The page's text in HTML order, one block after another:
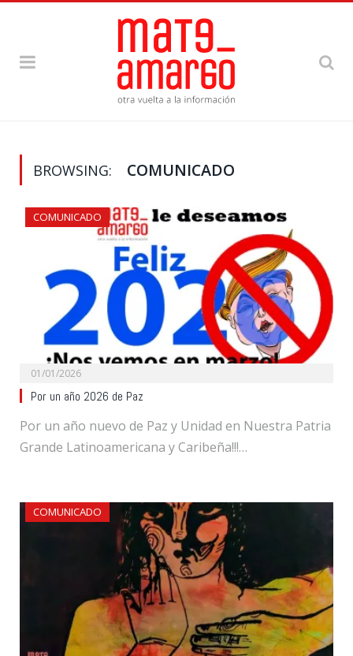
BROWSING: COMUNICADO
COMUNICADO
01/01/2026
Por un año 2026 de Paz
Por un año nuevo de Paz y Unidad en Nuestra Patria
Grande Latinoamericana y Caribeña!!!…
COMUNICADO